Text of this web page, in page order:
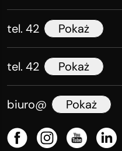
tel. 42 Pokaż
tel. 42 Pokaż
biuro@ Pokaż